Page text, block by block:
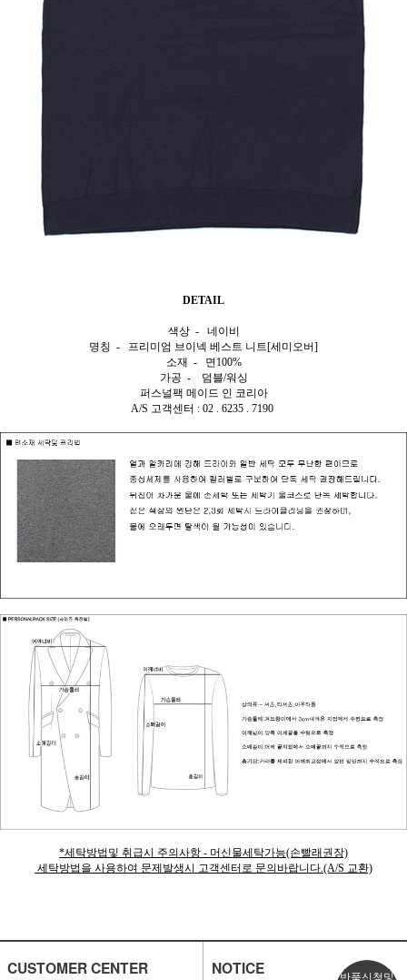
DETAIL
색상 - 네이비
명칭 - 프리미엄 브이넥 베스트 니트[세미오버]
소재 - 면100%
가공 - 덤블/워싱
퍼스널팩 메이드 인 코리아
A/S 고객센터 : 02 . 6235 . 7190
*세탁방법및 취급시 주의사항 - 머신물세탁가능(손빨래권장)
세탁방법을 사용하여 문제발생시 고객센터로 문의바랍니다.(A/S 교환)
CUSTOMER CENTER NOTICE 반품신청및